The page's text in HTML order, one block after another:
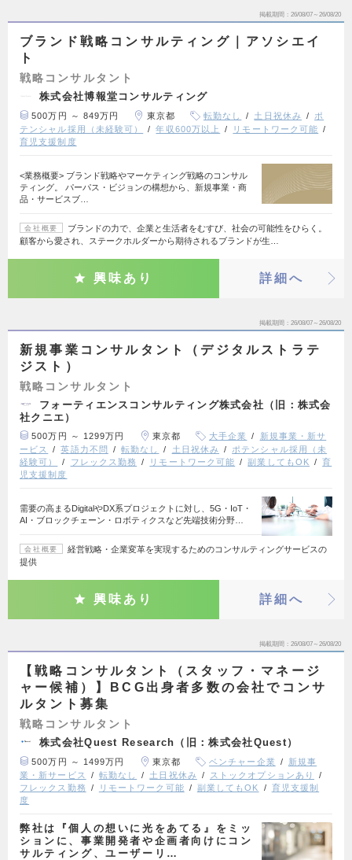
掲載期間 26/08/07～26/08/20
ブランド戦略コンサルティング｜アソシエイ
ト
戦略コンサルタント
株式会社博報堂コンサルティング
500万円 ～ 849万円 東京都 転勤なし 土日祝休み
ポ
テンシャル採用（未経験可）
年収600万以上
リモートワーク可能
育児支援制度
<業務概要> ブランド戦略やマーケティング戦略のコンサル
ティング。 パーパス・ビジョンの構想から、新規事業・商
品・サービスブ…
会社概要
ブランドの力で、企業と生活者をむすび、社会の可能性をひらく。
顧客から愛され、ステークホルダーから期待されるブランドが生…
興味あり 詳細へ
掲載期間 26/08/07～26/08/20
新規事業コンサルタント（デジタルストラテ
ジスト）
戦略コンサルタント
フォーティエンスコンサルティング株式会社（旧：株式会
社クニエ）
500万円 ～ 1299万円 東京都 大手企業
新規事業・新サ
ービス
英語力不問 転勤なし 土日祝休み
ポテンシャル採用（未
経験可）
フレックス勤務 リモートワーク可能 副業してもOK
育
児支援制度
需要の高まるDigitalやDX系プロジェクトに対し、5G・IoT・
AI・ブロックチェーン・ロボティクスなど先端技術分野…
会社概要
経営戦略・企業変革を実現するためのコンサルティングサービスの
提供
興味あり 詳細へ
掲載期間 26/08/07～26/08/20
【戦略コンサルタント（スタッフ・マネージ
ャー候補）】BCG出身者多数の会社でコンサ
ルタント募集
戦略コンサルタント
株式会社Quest Research（旧：株式会社Quest）
500万円 ～ 1499万円 東京都 ベンチャー企業
新規事
業・新サービス
転勤なし 土日祝休み
ストックオプションあり
フレックス勤務
リモートワーク可能 副業してもOK
育児支援制
度
弊社は『個人の想いに光をあてる』をミッ
ションに、事業開発者や企画者向けにコン
サルティング、ユーザーリ…